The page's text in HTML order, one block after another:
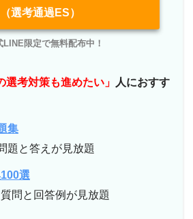
（選考通過ES）
LINE限定で無料配布中！
選考対策も進めたい」
人におすす
集
題と答えが見放題
選
問と回答例が見放題